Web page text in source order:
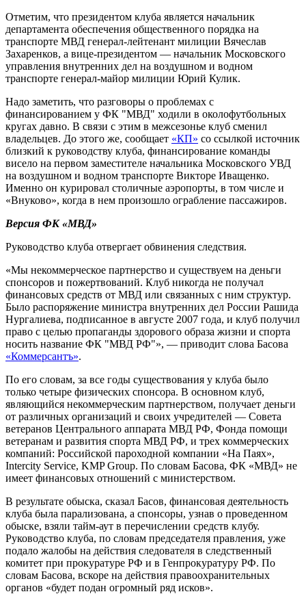
Отметим, что президентом клуба является начальник
департамента обеспечения общественного порядка на
транспорте МВД генерал-лейтенант милиции Вячеслав
Захаренков, а вице-президентом — начальник Московского
управления внутренних дел на воздушном и водном
транспорте генерал-майор милиции Юрий Кулик.
Надо заметить, что разговоры о проблемах с
финансированием у ФК "МВД" ходили в околофутбольных
кругах давно. В связи с этим в межсезонье клуб сменил
владельцев. До этого же, сообщает «КП» со ссылкой источник
близкий к руководству клуба, финансирование команды
висело на первом заместителе начальника Московского УВД
на воздушном и водном транспорте Викторе Иващенко.
Именно он курировал столичные аэропорты, в том числе и
«Внуково», когда в нем произошло ограбление пассажиров.
Версия ФК «МВД»
Руководство клуба отвергает обвинения следствия.
«Мы некоммерческое партнерство и существуем на деньги
спонсоров и пожертвований. Клуб никогда не получал
финансовых средств от МВД или связанных с ним структур.
Было распоряжение министра внутренних дел России Рашида
Нургалиева, подписанное в августе 2007 года, и клуб получил
право с целью пропаганды здорового образа жизни и спорта
носить название ФК "МВД РФ"», — приводит слова Басова
«Коммерсантъ».
По его словам, за все годы существования у клуба было
только четыре физических спонсора. В основном клуб,
являющийся некоммерческим партнерством, получает деньги
от различных организаций и своих учредителей — Совета
ветеранов Центрального аппарата МВД РФ, Фонда помощи
ветеранам и развития спорта МВД РФ, и трех коммерческих
компаний: Российской пароходной компании «На Паях»,
Intercity Service, KMP Group. По словам Басова, ФК «МВД» не
имеет финансовых отношений с министерством.
В результате обыска, сказал Басов, финансовая деятельность
клуба была парализована, а спонсоры, узнав о проведенном
обыске, взяли тайм-аут в перечислении средств клубу.
Руководство клуба, по словам председателя правления, уже
подало жалобы на действия следователя в следственный
комитет при прокуратуре РФ и в Генпрокуратуру РФ. По
словам Басова, вскоре на действия правоохранительных
органов «будет подан огромный ряд исков».